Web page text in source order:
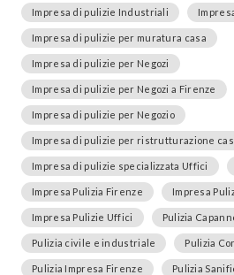
Impresa di pulizie Industriali
Impresa di pulizie per muratura casa
Impresa di pulizie per Negozi
Impresa di pulizie per Negozi a Firenze
Impresa di pulizie per Negozio
Impresa di pulizie per ristrutturazione
Impresa di pulizie specializzata Uffici
Impresa Pulizia Firenze Impresa
Impresa Pulizie Uffici Pulizia
Pulizia civile e industriale Pulizia
Pulizia Impresa Firenze Pulizia